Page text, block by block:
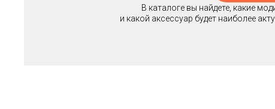
В каталоге вы найдете, какие
и какой аксессуар будет наиболее